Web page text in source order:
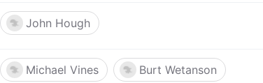
John Hough
Michael Vines Burt Wetanson